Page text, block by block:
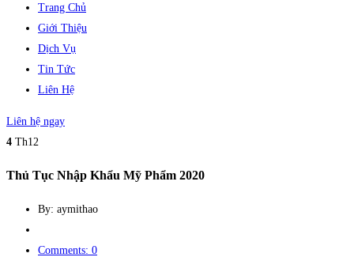
Trang Chủ
Giới Thiệu
Dịch Vụ
Tin Tức
Liên Hệ
Liên hệ ngay
4 Th12
Thủ Tục Nhập Khẩu Mỹ Phẩm 2020
By: aymithao
Comments: 0